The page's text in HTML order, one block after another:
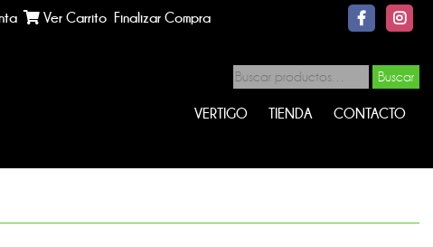
Ver Carrito Finalizar Compra
Buscar
VERTIGO TIENDA CONTACTO